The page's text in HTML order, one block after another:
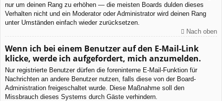
nur um deinen Rang zu erhöhen — die meisten Boards dulden dieses
Verhalten nicht und ein Moderator oder Administrator wird deinen Rang
unter Umständen einfach wieder zurücksetzen.
Nach oben
Wenn ich bei einem Benutzer auf den E-Mail-Link
klicke, werde ich aufgefordert, mich anzumelden.
Nur registrierte Benutzer dürfen die foreninterne E-Mail-Funktion für
Nachrichten an andere Benutzer nutzen, falls diese von der Board-
Administration freigeschaltet wurde. Diese Maßnahme soll den
Missbrauch dieses Systems durch Gäste verhindern.